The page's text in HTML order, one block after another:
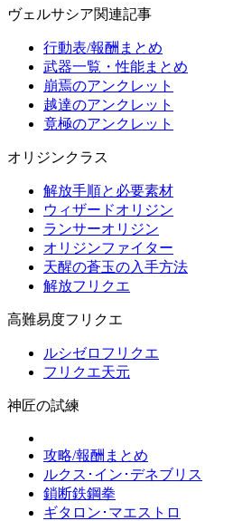
ヴェルサシア関連記事
行動表/報酬まとめ
武器一覧・性能まとめ
崩焉のアンクレット
越達のアンクレット
竟極のアンクレット
オリジンクラス
解放手順と必要素材
ウィザードオリジン
ランサーオリジン
オリジンファイター
天醒の蒼玉の入手方法
解放フリクエ
高難易度フリクエ
ルシゼロフリクエ
フリクエ天元
神匠の試練
攻略/報酬まとめ
ルクス･イン･デネブリス
鎖断鉄鋼拳
ギタロン･マエストロ